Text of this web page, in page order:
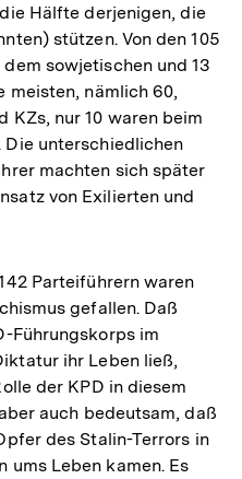
Hälfte derjenigen, die
stützen. Von den 105
sowjetischen und 13
meisten, nämlich 60,
KZs, nur 10 waren beim
Die unterschiedlichen
machten sich später
von Exilierten und
Parteiführern waren
gefallen. Daß
Führungskorps im
ihr Leben ließ,
der KPD in diesem
auch bedeutsam, daß
des Stalin-Terrors in
ums Leben kamen. Es